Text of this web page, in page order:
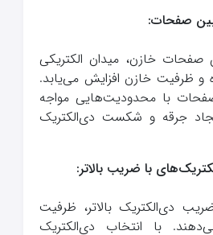
صفحات:
خازن، میدان الکتریکی
و ظرفیت خازن افزایش می‌یابد.
با محدودیت‌هایی مواجه
جرقه و شکست دی‌الکتریک
با ضریب بالاتر:
دی‌الکتریک بالاتر، ظرفیت
با انتخاب دی‌الکتریک